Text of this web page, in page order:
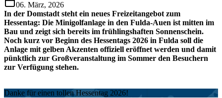
06. März, 2026
In der Domstadt steht ein neues Freizeitangebot zum
Hessentag: Die Minigolfanlage in den Fulda-Auen ist mitten im
Bau und zeigt sich bereits im frühlingshaften Sonnenschein.
Noch kurz vor Beginn des Hessentags 2026 in Fulda soll die
Anlage mit gelben Akzenten offiziell eröffnet werden und damit
pünktlich zur Großveranstaltung im Sommer den Besuchern
zur Verfügung stehen.
Danke für einen tollen Hessentag 2026!